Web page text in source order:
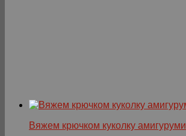
Вяжем крючком куколку амигуруми